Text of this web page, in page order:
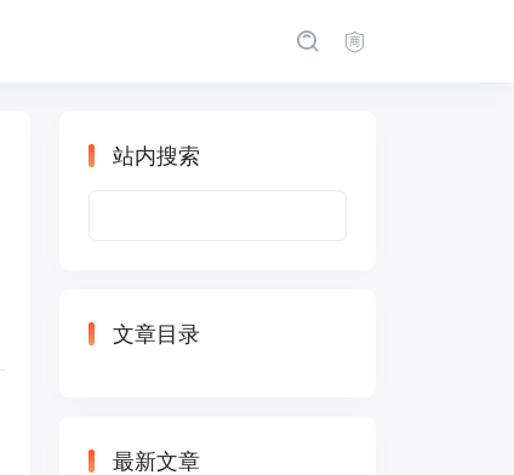
站内搜索
文章目录
最新文章